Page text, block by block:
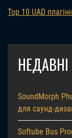
Top 10 UAD
SoundMorph
для саунд-
Softube Bus